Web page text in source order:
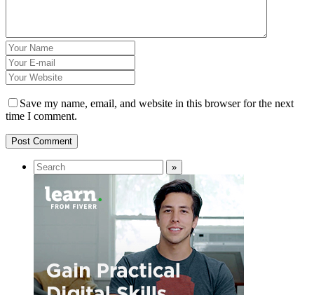
Save my name, email, and website in this browser for the next
time I comment.